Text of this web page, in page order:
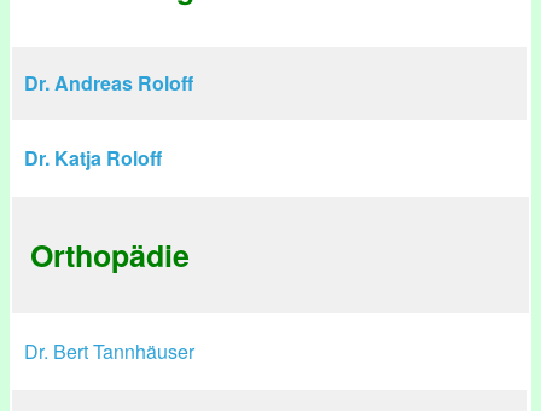
Dr. Andreas Roloff
Dr. Katja Roloff
Orthopädie
Dr. Bert Tannhäuser